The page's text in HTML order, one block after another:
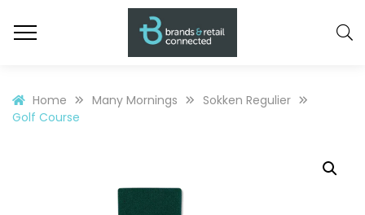
Home Many Mornings
Sokken Regulier
Golf Course